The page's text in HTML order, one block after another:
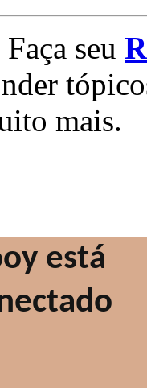
seu
mais.